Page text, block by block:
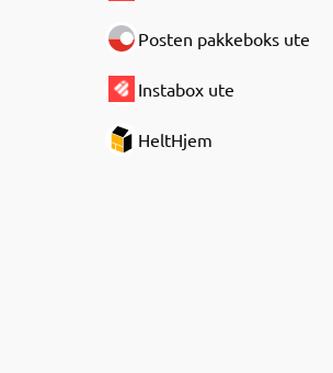
Posten pakkeboks ute
Instabox ute
HeltHjem